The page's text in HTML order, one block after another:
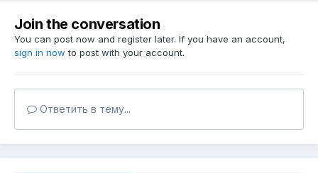
Join the conversation
You can post now and register later. If you have an account,
sign in now to post with your account.
Ответить в тему...